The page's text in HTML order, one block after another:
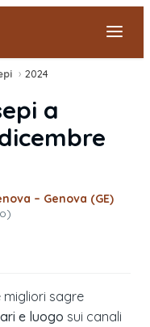
› 2024
a
– Genova (GE)
sagre
e luogo sui canali